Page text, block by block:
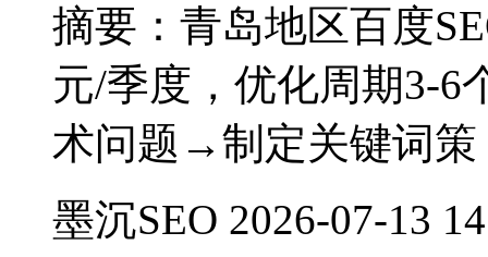
摘要：青岛地区百度
元/季度，优化周期3-6
术问题→制定关键词策
墨沉SEO 2026-07-13